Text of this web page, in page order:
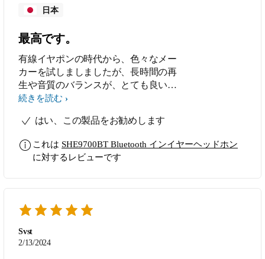
日本
最高です。
有線イヤポンの時代から、色々なメー
カーを試しましましたが、長時間の再
生や音質のバランスが、とても良いと
感じました。
続きを読む
はい、この製品をお勧めします
これは SHE9700BT Bluetooth インイヤーヘッドホン
に対するレビューです
Svst
2/13/2024